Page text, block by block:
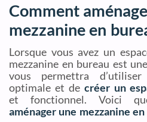
Comment
mezzanine en
Lorsque vous avez un
mezzanine en bureau est
vous permettra
optimale et de créer un
et fonctionnel. Voici
aménager une mezzanine